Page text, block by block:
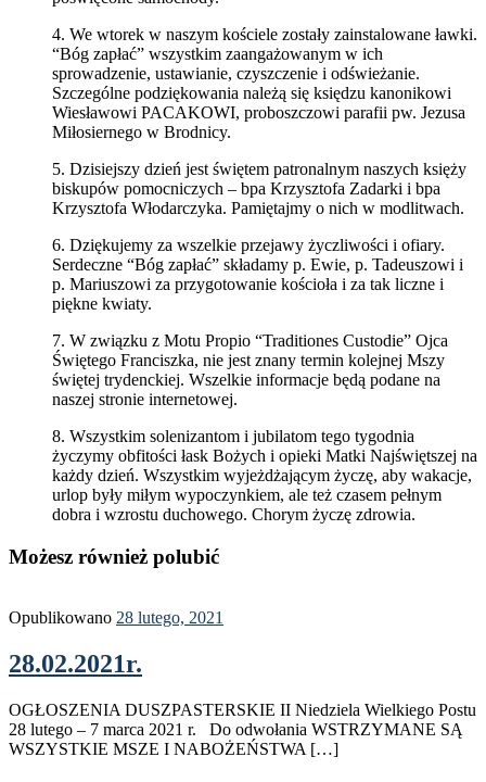
4. We wtorek w naszym kościele zostały zainstalowane ławki.
“Bóg zapłać” wszystkim zaangażowanym w ich
sprowadzenie, ustawianie, czyszczenie i odświeżanie.
Szczególne podziękowania należą się księdzu kanonikowi
Wiesławowi PACAKOWI, proboszczowi parafii pw. Jezusa
Miłosiernego w Brodnicy.
5. Dzisiejszy dzień jest świętem patronalnym naszych księży
biskupów pomocniczych – bpa Krzysztofa Zadarki i bpa
Krzysztofa Włodarczyka. Pamiętajmy o nich w modlitwach.
6. Dziękujemy za wszelkie przejawy życzliwości i ofiary.
Serdeczne “Bóg zapłać” składamy p. Ewie, p. Tadeuszowi i
p. Mariuszowi za przygotowanie kościoła i za tak liczne i
piękne kwiaty.
7. W związku z Motu Propio “Traditiones Custodie” Ojca
Świętego Franciszka, nie jest znany termin kolejnej Mszy
świętej trydenckiej. Wszelkie informacje będą podane na
naszej stronie internetowej.
8. Wszystkim solenizantom i jubilatom tego tygodnia
życzymy obfitości łask Bożych i opieki Matki Najświętszej na
każdy dzień. Wszystkim wyjeżdżającym życzę, aby wakacje,
urlop były miłym wypoczynkiem, ale też czasem pełnym
dobra i wzrostu duchowego. Chorym życzę zdrowia.
Możesz również polubić
Opublikowano 28 lutego, 2021
28.02.2021r.
OGŁOSZENIA DUSZPASTERSKIE II Niedziela Wielkiego Postu
28 lutego – 7 marca 2021 r. Do odwołania WSTRZYMANE SĄ
WSZYSTKIE MSZE I NABOŻEŃSTWA […]